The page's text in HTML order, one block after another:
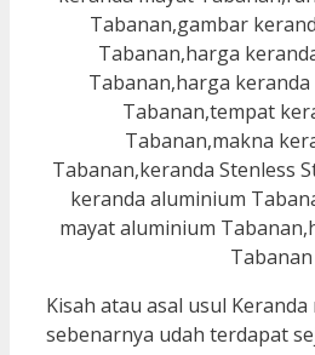
Kisah atau asal usul
sebenarnya udah terdapat